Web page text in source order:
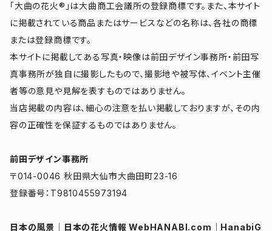
「大曲の花火®」は大曲商工会議所の登録商標です。また、本サイト
に掲載されている商品またはサービスなどの名称は、各社の商標
または登録商標です。
本サイトに掲載してある写真・映像は前田デザイン事務所・前田写
真事務所が独自に撮影したもので、撮影地や被写体、イベント主催
者等の意見や見解を表すものではありません。
当店掲載の内容は、細心の注意を払い掲載しておりますが、その内
容の正確性を保証するものではありません。
前田デザイン事務所
〒014-0046 秋田県大仙市大曲田町23-16
登録番号：T9810455973194
日本の風景 日本の花火情報 WebHANABI.com HanabiG